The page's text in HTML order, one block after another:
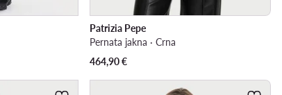
Patrizia Pepe
Pernata jakna · Crna
464,90€